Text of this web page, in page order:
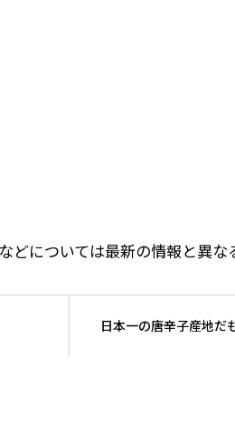
については最新の情報と異な
日本一の唐辛子産地だ